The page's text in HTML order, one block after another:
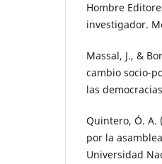
Hombre
investigador.
Massal, J., &
cambio socio-
las
Quintero, Ó. A.
por la
Universidad